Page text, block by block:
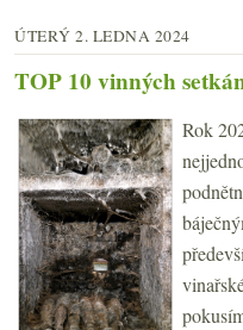
ÚTERÝ 2. LEDNA 2024
TOP 10 vinných
Rok